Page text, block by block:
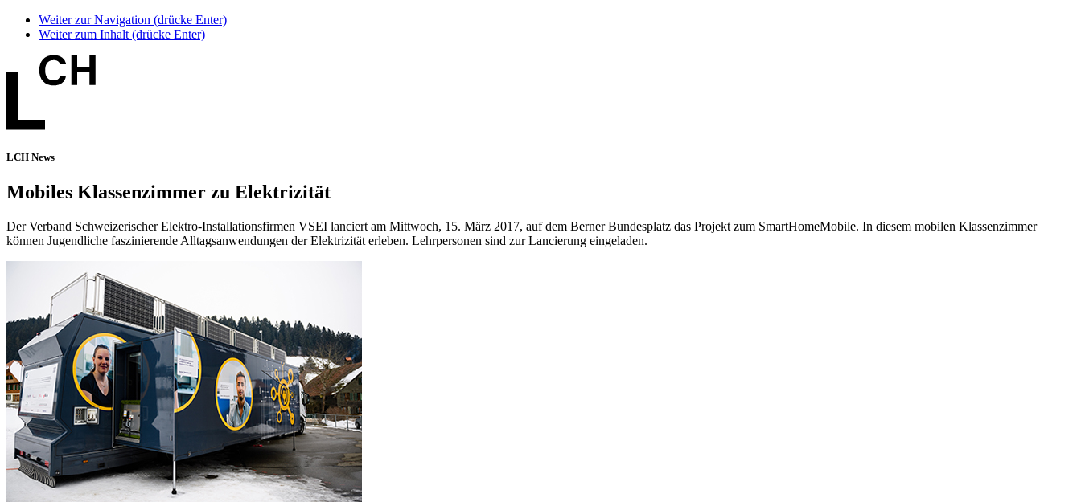
Weiter zur Navigation (drücke Enter)
Weiter zum Inhalt (drücke Enter)
LCH News
Mobiles Klassenzimmer zu Elektrizität
Der Verband Schweizerischer Elektro-Installationsfirmen VSEI lanciert am Mittwoch, 15. März 2017, auf dem Berner Bundesplatz das Projekt zum SmartHomeMobile. In diesem mobilen Klassenzimmer
können Jugendliche faszinierende Alltagsanwendungen der Elektrizität erleben. Lehrpersonen sind zur Lancierung eingeladen.